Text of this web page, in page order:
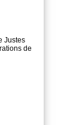
Justes
de